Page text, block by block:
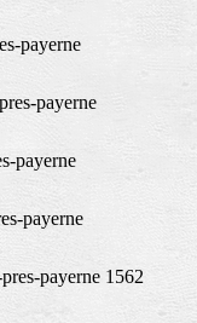
payerne
payerne
payerne
payerne
payerne 1562